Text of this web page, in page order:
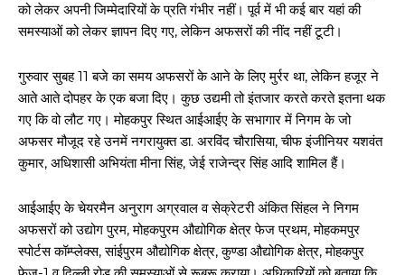
को लेकर अपनी जिम्मेदारियों के प्रति गंभीर नहीं। पूर्व में भी कई बार यहां की
समस्याओं को लेकर ज्ञापन दिए गए, लेकिन अफसरों की नींद नहीं टूटी।
गुरुवार सुबह 11 बजे का समय अफसरों के आने के लिए मुर्रर था, लेकिन हजूर ने
आते आते दोपहर के एक बजा दिए। कुछ उद्यमी तो इंतजार करते करते इतना थक
गए कि वो लौट गए। मोहकपुर स्थित आईआईए के सभागार में निगम के जो
अफसर मौजूद रहे उनमें नगरायुक्त डा. अरविंद चौरासिया, चीफ इंजीनियर यशवंत
कुमार, अधिशासी अभियंता मीना सिंह, जेई राजेन्द्र सिंह आदि शामिल हैं।
आईआईए के चेयरमैन अनुराग अग्रवाल व सेक्रेटरी अंकित सिंहल ने निगम
अफसरों को उद्योग पुरम, मोहकपुरम औद्योगिक क्षेत्र फेज प्रथम, मोहकमपुर
स्पोर्टस कॉम्प्लेक्स, सांईपुरम औद्योगिक क्षेत्र, कुण्डा औद्योगिक क्षेत्र, मोहकपुर